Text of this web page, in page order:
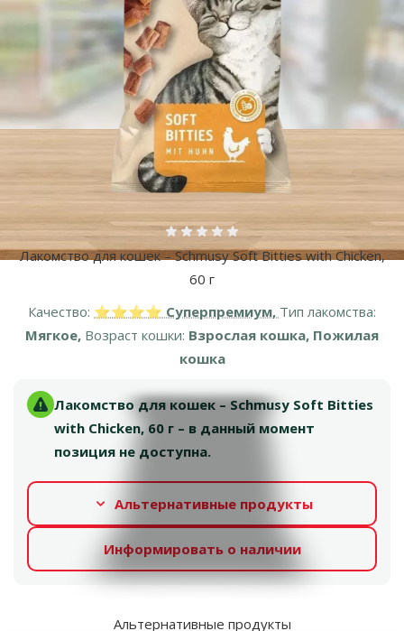
Лакомство для кошек – Schmusy Soft Bitties with Chicken,
60 г
Оценка 0%
Качество: ⭐⭐⭐⭐ Суперпремиум, Тип лакомства:
Мягкое, Возраст кошки: Взрослая кошка, Пожилая
кошка
Лакомство для кошек – Schmusy Soft Bitties
with Chicken, 60 г – в данный момент
позиция не доступна.
Альтернативные продукты
Информировать о наличии
Альтернативные продукты